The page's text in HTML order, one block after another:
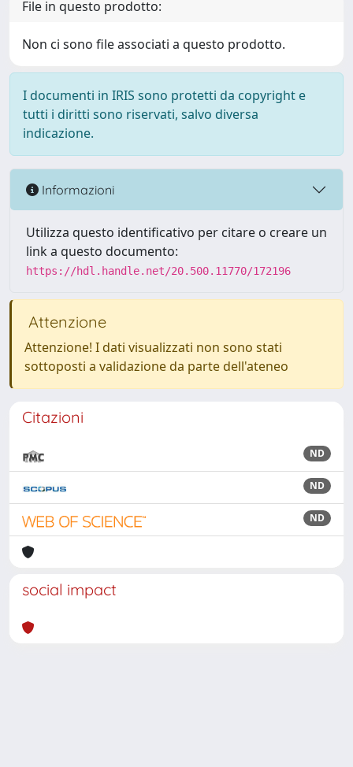
File in questo prodotto:
Non ci sono file associati a questo prodotto.
I documenti in IRIS sono protetti da copyright e
tutti i diritti sono riservati, salvo diversa
indicazione.
Informazioni
Utilizza questo identificativo per citare o creare un
link a questo documento:
https://hdl.handle.net/20.500.11770/172196
Attenzione
Attenzione! I dati visualizzati non sono stati
sottoposti a validazione da parte dell'ateneo
Citazioni
ND
ND
ND
social impact